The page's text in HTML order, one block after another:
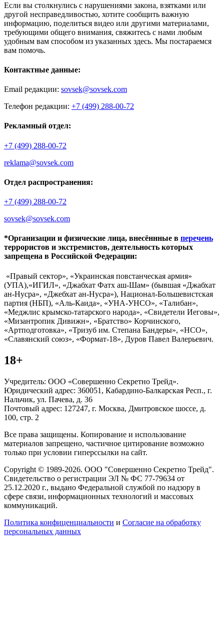
Если вы столкнулись с нарушениями закона, взятками или
другой несправедливостью, хотите сообщить важную
информацию, поделиться видео или другими материалами,
требующими общего внимания, свяжитесь с нами любым
удобным вам способом из указанных здесь. Мы постараемся
вам помочь.
Контактные данные:
Email редакции: sovsek@sovsek.com
Телефон редакции: +7 (499) 288-00-72
Рекламный отдел:
+7 (499) 288-00-72
reklama@sovsek.com
Отдел распространения:
+7 (499) 288-00-72
sovsek@sovsek.com
*Организации и физические лица, внесённные в перечень
террористов и экстремистов, деятельность которых
запрещена в Российской Федерации:
«Правый сектор», «Украинская повстанческая армия»
(УПА),«ИГИЛ», «Джабхат Фатх аш-Шам» (бывшая «Джабхат
ан-Нусра», «Джебхат ан-Нусра»), Национал-Большевистская
партия (НБП), «Аль-Каида», «УНА-УНСО», «Талибан»,
«Меджлис крымско-татарского народа», «Свидетели Иеговы»,
«Мизантропик Дивижн», «Братство» Корчинского,
«Артподготовка», «Тризуб им. Степана Бандеры», «НСО»,
«Славянский союз», «Формат-18», Дуров Павел Валерьевич.
18+
Учредитель: ООО «Совершенно Секретно Трейд».
Юридический адрес: 360051, Кабардино-Балкарская Респ., г.
Нальчик, ул. Пачева, д. 36
Почтовый адрес: 127247, г. Москва, Дмитровское шоссе, д.
100, стр. 2
Все права защищены. Копирование и использование
материалов запрещено, частичное цитирование возможно
только при условии гиперссылки на сайт.
Copyright © 1989-2026. ООО "Совершенно Секретно Трейд".
Свидетельство о регистрации ЭЛ № ФС 77-79634 от
25.12.2020 г., выдано Федеральной службой по надзору в
сфере связи, информационных технологий и массовых
коммуникаций.
Политика конфиценциальности и Согласие на обработку
персональных данных